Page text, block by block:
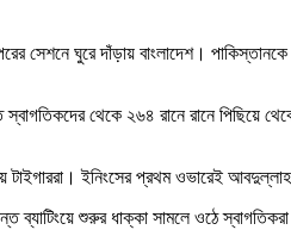
পরের সেশনে ঘুরে দাঁড়ায় বাংলাদেশ।
থেকে ২৬৪ রানে রানে পিছিয়ে
টাইগাররা। ইনিংসের প্রথম ওভারেই
ব্যাটিংয়ে শুরুর ধাক্কা সামলে ওঠে